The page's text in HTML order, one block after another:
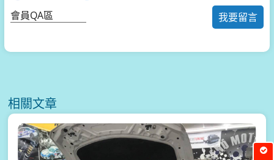
我要留言
會員QA區
相關文章